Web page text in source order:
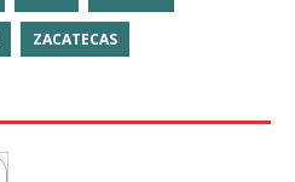
ZACATECAS